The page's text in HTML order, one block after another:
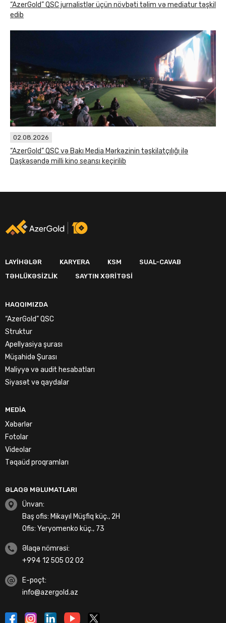
“AzerGold” QSC jurnalistlər üçün növbəti təlim və mediatur təşkil
edib
02.08.2026
“AzerGold” QSC və Bakı Media Mərkəzinin təşkilatçılığı ilə
Daşkəsəndə milli kino seansı keçirilib
LAYIHƏLƏR KARYERA KSM
SUAL-CAVAB
TƏHLÜKƏSIZLIK
SAYTIN XƏRITƏSI
HAQQIMIZDA
“AzerGold” QSC
Struktur
Apellyasiya şurası
Müşahidə Şurası
Maliyyə və audit hesabatları
Siyasət və qaydalar
MEDIA
Xəbərlər
Fotolar
Videolar
Təqaüd proqramları
ƏLAQƏ MƏLUMATLARI
Ünvan:
Baş ofis: Mikayıl Müşfiq küç., 2H
Ofis: Yeryomenko küç., 73
Əlaqə nömrəsi:
+994 12 505 02 02
E-poçt:
info@azergold.az